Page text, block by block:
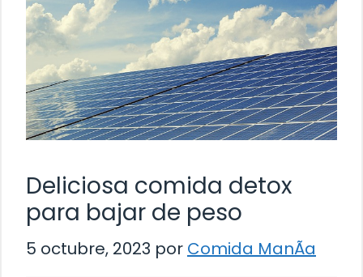
Deliciosa comida detox
para bajar de peso
5 octubre, 2023 por Comida ManÃ­a